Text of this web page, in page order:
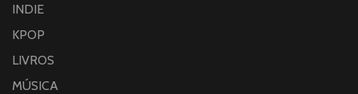
INDIE
KPOP
LIVROS
MÚSICA